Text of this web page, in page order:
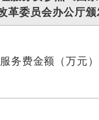
革委员会办公厅
务费金额（万元）